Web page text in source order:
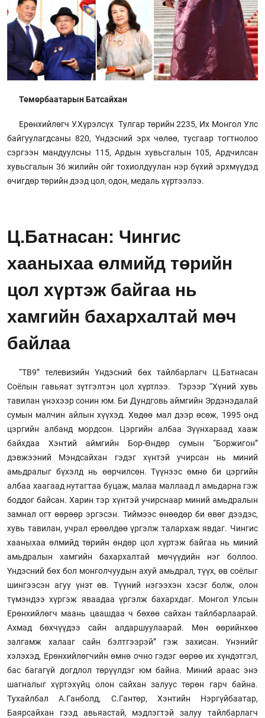
Төмөрбаатарын Батсайхан
Ерөнхийлөгч У.Хүрэлсүх Тулгар төрийн 2235, Их Монгол Улс
байгуулагдсаны 820, Үндэсний эрх чөлөө, тусгаар тогтнолоо
сэргээн мандуулсны 115, Ардын хувьсгалын 105, Ардчилсан
хувьсгалын 36 жилийн ойг тохиолдуулан нэр бүхий эрхмүүдэд
өчигдөр төрийн дээд цол, одон, медаль хүртээлээ.
Ц.Батнасан: Чингис
хааныхаа өлмийд төрийн
цол хүртэж байгаа нь
хамгийн бахархалтай мөч
байлаа
“ТВ9” телевизийн Үндэсний бөх тайлбарлагч Ц.Батнасан
Соёлын гавьяат зүтгэлтэн цол хүртлээ. Тэрээр “Хүний хувь
тавилан үнэхээр сонин юм. Би Дундговь аймгийн Эрдэнэдалай
сумын малчин айлын хүүхэд. Хөдөө мал дээр өсөж, 1995 онд
цэргийн албанд мордсон. Цэргийн албаа Зүүнхараад хааж
байхдаа Хэнтий аймгийн Бор-Өндөр сумын “Боржигон”
дэвжээний Мэндсайхан гэдэг хүнтэй учирсан нь миний
амьдралыг бүхэлд нь өөрчилсөн. Түүнээс өмнө би цэргийн
албаа хаагаад нутагтаа буцаж, малаа маллаад л амьдарна гэж
боддог байсан. Харин тэр хүнтэй учирснаар миний амьдралын
замнал огт өөрөөр эргэсэн. Тиймээс өнөөдөр би өвөг дээдэс,
хувь тавилан, учрал ерөөлдөө үргэлж талархаж явдаг. Чингис
хааныхаа өлмийд төрийн өндөр цол хүртэж байгаа нь миний
амьдралын хамгийн бахархалтай мөчүүдийн нэг боллоо.
Үндэсний бөх бол монголчуудын ахуй амьдрал, түүх, өв соёлыг
шингээсэн агуу үнэт өв. Түүний нэгээхэн хэсэг болж, олон
түмэндээ хүргэж яваадаа үргэлж бахархдаг. Монгол Улсын
Ерөнхийлөгч маань цаашдаа ч бөхөө сайхан тайлбарлаарай.
Ахмад бөхчүүдээ сайн алдаршуулаарай. Мөн өөрийнхөө
залгамж халааг сайн бэлтгээрэй” гэж захисан. Үнэнийг
хэлэхэд, Ерөнхийлөгчийн өмнө очно гэдэг өөрөө их хүндэтгэл,
бас багагүй догдлол төрүүлдэг юм байна. Миний араас энэ
шагналыг хүртэхүйц олон сайхан залуус төрөн гарч байна.
Тухайлбал А.Ганболд, С.Гантөр, Хэнтийн Нэргүйбаатар,
Баярсайхан гээд авьяастай, мэдлэгтэй залуу тайлбарлагч